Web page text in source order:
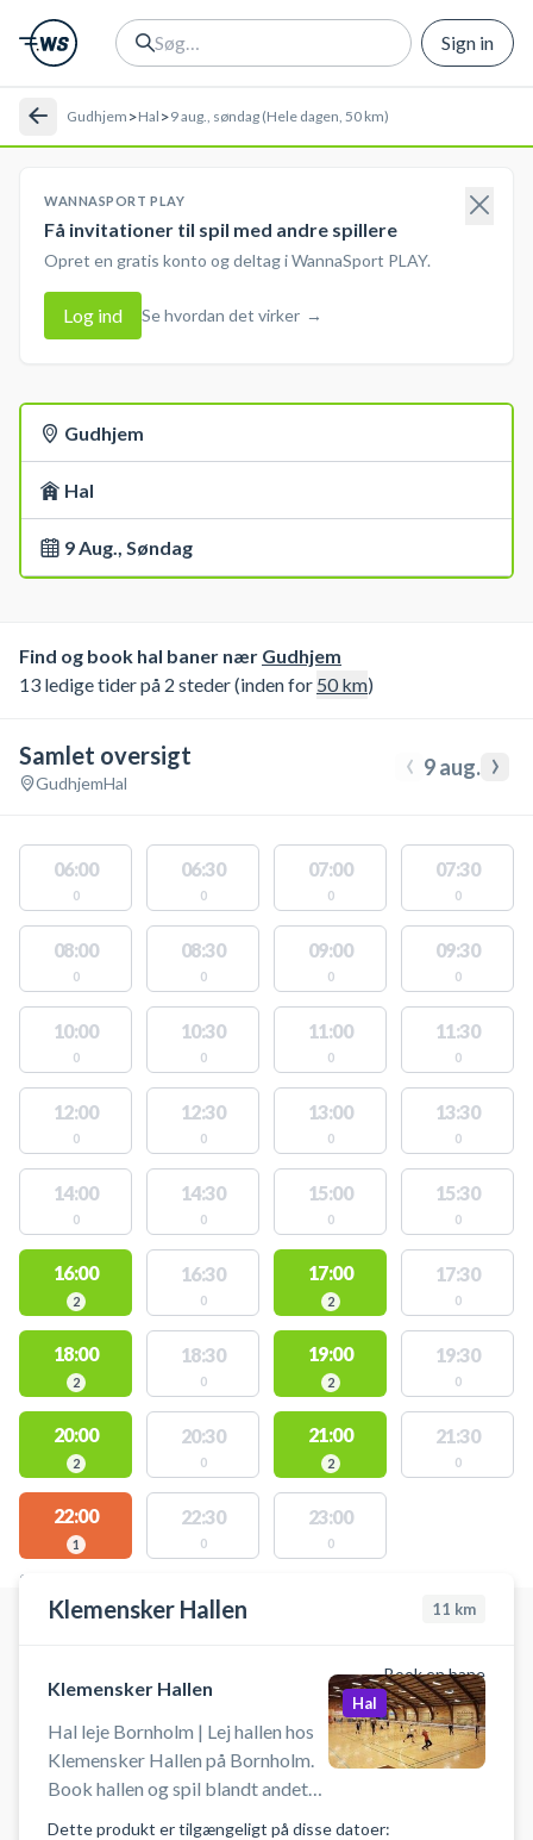
Sign in
Gudhjem >Hal >9 aug., søndag (Hele dagen, 50 km)
WANNASPORT PLAY
Få invitationer til spil med andre spillere
Opret en gratis konto og deltag i WannaSport PLAY.
Log ind Se hvordan det virker →
Gudhjem
Hal
9 Aug., Søndag
Find og book hal baner nær Gudhjem
13 ledige tider på 2 steder (inden for 50km)
Samlet oversigt
GudhjemHal ‹ 9 aug. ›
06:00
0
06:30
0
07:00
0
07:30
0
08:00
0
08:30
0
09:00
0
09:30
0
10:00
0
10:30
0
11:00
0
11:30
0
12:00
0
12:30
0
13:00
0
13:30
0
14:00
0
14:30
0
15:00
0
15:30
0
16:00
2
16:30
0
17:00
2
17:30
0
18:00
2
18:30
0
19:00
2
19:30
0
20:00
2
20:30
0
21:00
2
21:30
0
22:00
1
22:30
0
23:00
0
STEDER MED LEDIGE AKTIVITETER
Klemensker Hallen 11 km
Book en bane
Klemensker Hallen
Hal leje Bornholm | Lej hallen hos
Klemensker Hallen på Bornholm.
Book hallen og spil blandt andet
Hal
Dette produkt er tilgængeligt på disse datoer: